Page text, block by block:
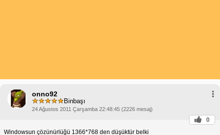
onno92
Binbaşı
24 Ağustos 2011 Çarşamba 22:48:45 (2226 mesaj)
0
Windowsun çözünürlüğü 1366*768 den düşüktür belki